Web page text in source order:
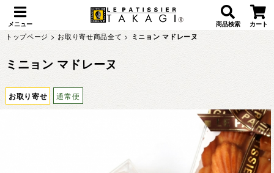
メニュー 商品検索 カート
トップページ > お取り寄せ商品全て > ミニョン マドレーヌ
ミニョン マドレーヌ
お取り寄せ 通常便